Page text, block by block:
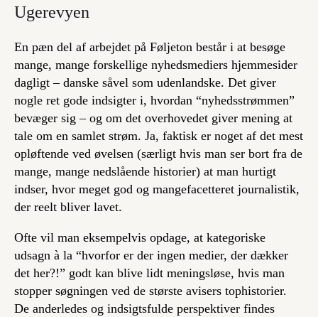
Ugerevyen
En pæn del af arbejdet på Føljeton består i at besøge
mange, mange forskellige nyhedsmediers hjemmesider
dagligt – danske såvel som udenlandske. Det giver
nogle ret gode indsigter i, hvordan “nyhedsstrømmen”
bevæger sig – og om det overhovedet giver mening at
tale om en samlet strøm. Ja, faktisk er noget af det mest
opløftende ved øvelsen (særligt hvis man ser bort fra de
mange, mange nedslående historier) at man hurtigt
indser, hvor meget god og mangefacetteret journalistik,
der reelt bliver lavet.
Ofte vil man eksempelvis opdage, at kategoriske
udsagn à la “hvorfor er der ingen medier, der dækker
det her?!” godt kan blive lidt meningsløse, hvis man
stopper søgningen ved de største avisers tophistorier.
De anderledes og indsigtsfulde perspektiver findes